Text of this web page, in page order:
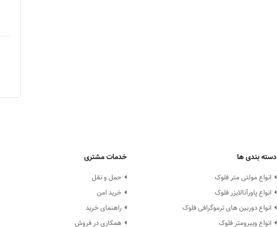
دسته بندی ها
انواع مولتی متر فلوک
انواع پاورآنالایزر فلوک
انواع دوربین های ترموگرافی فلوک
انواع ویبرومتر فلوک
خدمات مشتری
حمل و نقل
خرید امن
راهنمای خرید
همکاری در فروش